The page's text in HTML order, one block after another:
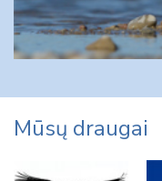
Mūsų draugai